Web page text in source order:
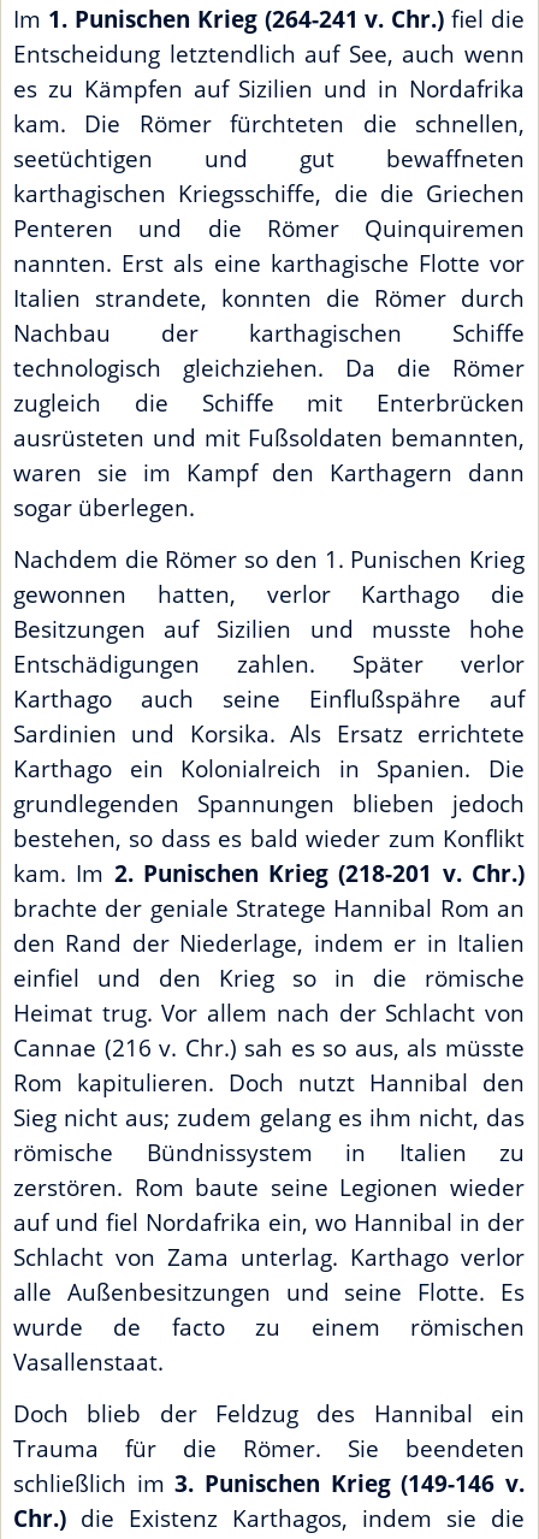
Im 1. Punischen Krieg (264-241 v. Chr.) fiel die
Entscheidung letztendlich auf See, auch wenn
es zu Kämpfen auf Sizilien und in Nordafrika
kam. Die Römer fürchteten die schnellen,
seetüchtigen und gut bewaffneten
karthagischen Kriegsschiffe, die die Griechen
Penteren und die Römer Quinquiremen
nannten. Erst als eine karthagische Flotte vor
Italien strandete, konnten die Römer durch
Nachbau der karthagischen Schiffe
technologisch gleichziehen. Da die Römer
zugleich die Schiffe mit Enterbrücken
ausrüsteten und mit Fußsoldaten bemannten,
waren sie im Kampf den Karthagern dann
sogar überlegen.
Nachdem die Römer so den 1. Punischen Krieg
gewonnen hatten, verlor Karthago die
Besitzungen auf Sizilien und musste hohe
Entschädigungen zahlen. Später verlor
Karthago auch seine Einflußspähre auf
Sardinien und Korsika. Als Ersatz errichtete
Karthago ein Kolonialreich in Spanien. Die
grundlegenden Spannungen blieben jedoch
bestehen, so dass es bald wieder zum Konflikt
kam. Im 2. Punischen Krieg (218-201 v. Chr.)
brachte der geniale Stratege Hannibal Rom an
den Rand der Niederlage, indem er in Italien
einfiel und den Krieg so in die römische
Heimat trug. Vor allem nach der Schlacht von
Cannae (216 v. Chr.) sah es so aus, als müsste
Rom kapitulieren. Doch nutzt Hannibal den
Sieg nicht aus; zudem gelang es ihm nicht, das
römische Bündnissystem in Italien zu
zerstören. Rom baute seine Legionen wieder
auf und fiel Nordafrika ein, wo Hannibal in der
Schlacht von Zama unterlag. Karthago verlor
alle Außenbesitzungen und seine Flotte. Es
wurde de facto zu einem römischen
Vasallenstaat.
Doch blieb der Feldzug des Hannibal ein
Trauma für die Römer. Sie beendeten
schließlich im3. Punischen Krieg (149-146 v.
Chr.) die Existenz Karthagos, indem sie die